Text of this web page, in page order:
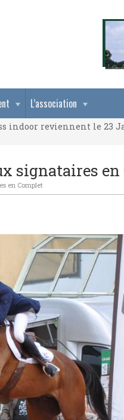
L’association
indoor reviennent le 23
indoor reviennent le 23
signataires en
en Complet